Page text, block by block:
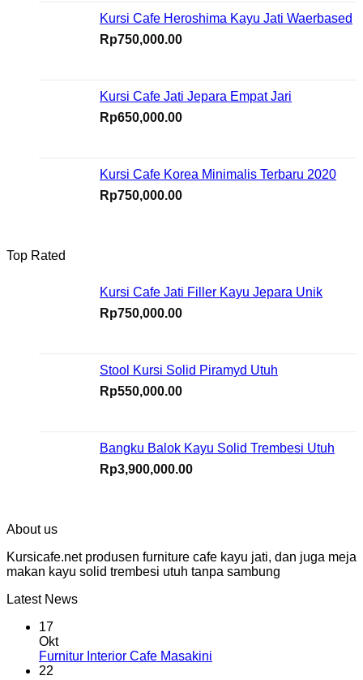
Kursi Cafe Heroshima Kayu Jati Waerbased
Rp750,000.00
Kursi Cafe Jati Jepara Empat Jari
Rp650,000.00
Kursi Cafe Korea Minimalis Terbaru 2020
Rp750,000.00
Top Rated
Kursi Cafe Jati Filler Kayu Jepara Unik
Rp750,000.00
Stool Kursi Solid Piramyd Utuh
Rp550,000.00
Bangku Balok Kayu Solid Trembesi Utuh
Rp3,900,000.00
About us
Kursicafe.net produsen furniture cafe kayu jati, dan juga meja
makan kayu solid trembesi utuh tanpa sambung
Latest News
17
Okt
Furnitur Interior Cafe Masakini
22